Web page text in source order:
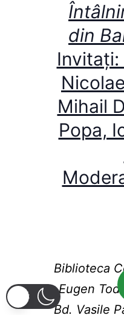
din
Invitați:
Mihail
Popa,
Biblioteca
„Eugen
Bd. Vasile